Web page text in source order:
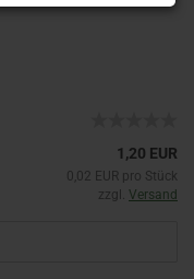
1,20 EUR
0,02 EUR pro Stück
zzgl. Versand